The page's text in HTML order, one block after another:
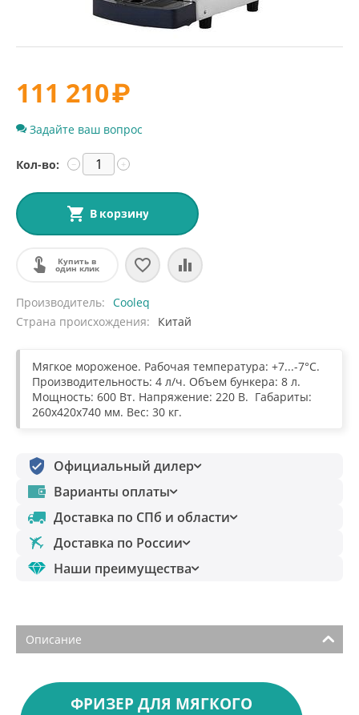
111 210₽
Задайте ваш вопрос
Кол-во: +
−
В корзину
Купить в
один клик
Производитель
Cooleq
Страна происхождения
Китай
Мягкое мороженое. Рабочая температура: +7...-7°С.
Производительность: 4 л/ч. Объем бункера: 8 л.
Мощность: 600 Вт. Напряжение: 220 В. Габариты:
260х420х740 мм. Вес: 30 кг.
Официальный дилер
Варианты оплаты
Доставка по СПб и области
Доставка по России
Наши преимущества
Описание
ФРИЗЕР ДЛЯ МЯГКОГО